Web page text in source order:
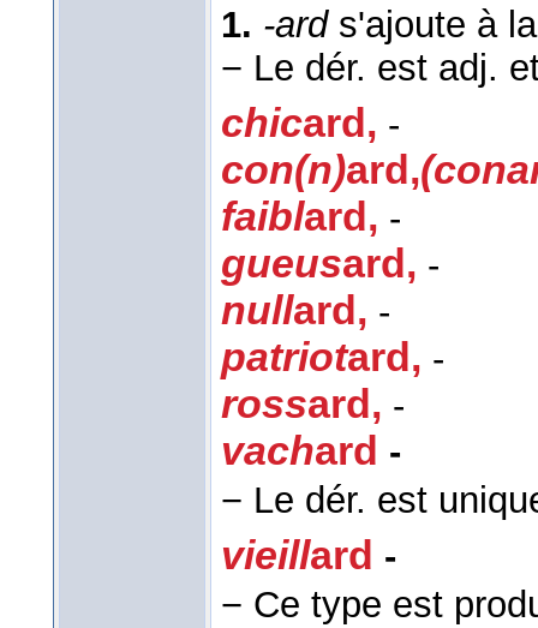
1. -ards'ajoute à
− Le dér. est adj.
chicard , -
con(n)ard ,
faiblard , -
gueusard , -
nullard , -
patriotard , -
rossard , -
vachard -
− Le dér. est
vieillard -
− Ce type est